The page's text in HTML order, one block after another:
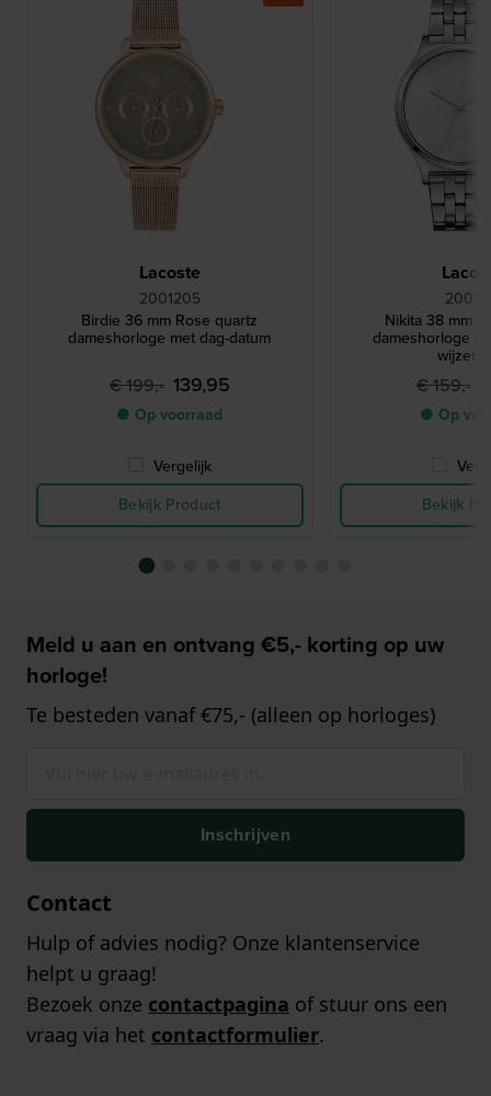
Lacoste
2001205
Birdie 36 mm Rose quartz
dameshorloge met dag-datum
€ 199,- 139,95
● Op voorraad
Vergelijk
Bekijk Product
Nikita 38 mm
dameshorloge
€ 159,-
● Op
Bekijk
Meld u aan en ontvang €5,- korting op uw
horloge!
Te besteden vanaf €75,- (alleen op horloges)
Inschrijven
Contact
Hulp of advies nodig? Onze klantenservice
helpt u graag!
Bezoek onze contactpagina of stuur ons een
vraag via het contactformulier.